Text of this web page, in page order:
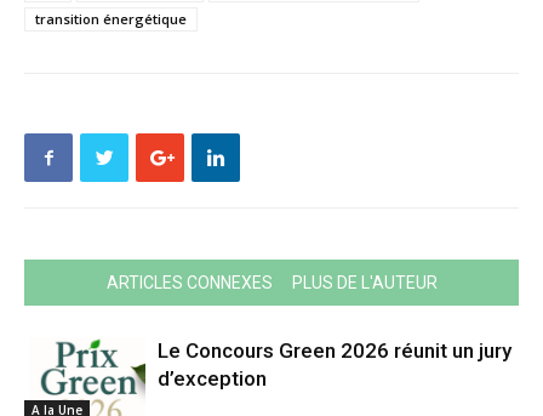
transition énergétique
ARTICLES CONNEXES PLUS DE L'AUTEUR
A la Une
Le Concours Green 2026 réunit un jury
d’exception